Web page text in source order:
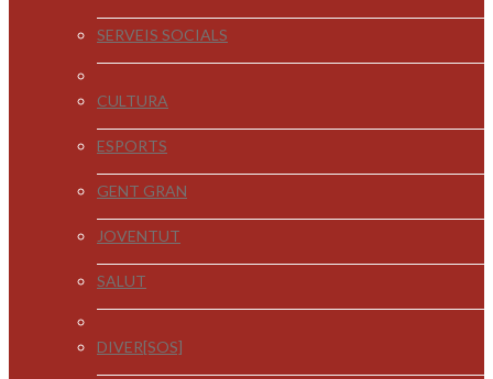
SERVEIS SOCIALS
CULTURA
ESPORTS
GENT GRAN
JOVENTUT
SALUT
DIVER[SOS]